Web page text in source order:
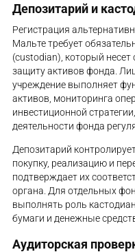
Депозитарий и
Регистрация
Мальте требует
(custodian), который несет
защиту активов фонда.
учреждение выполняет
активов, мониторинга
инвестиционной
деятельности фонда
Депозитарий
покупку, реализацию и
подтверждает их
органа. Для отдельных
выполнять роль
бумаги и денежные
Аудиторская